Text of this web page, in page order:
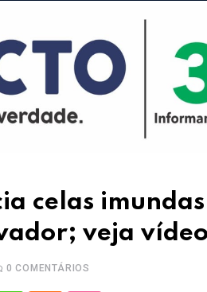
celas
veja vídeo
0 COMENTÁRIOS